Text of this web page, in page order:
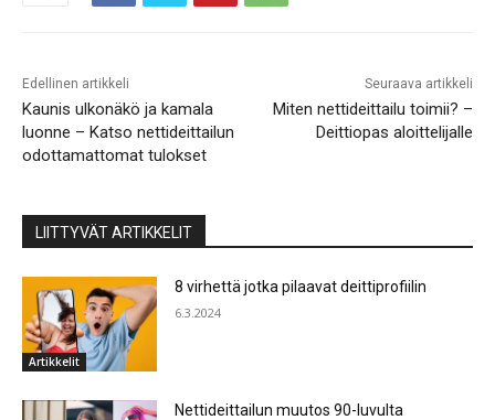
Edellinen artikkeli
Kaunis ulkonäkö ja kamala
luonne – Katso nettideittailun
odottamattomat tulokset
Seuraava artikkeli
Miten nettideittailu toimii? –
Deittiopas aloittelijalle
LIITTYVÄT ARTIKKELIT
Artikkelit
8 virhettä jotka pilaavat deittiprofiilin
6.3.2024
Nettideittailun muutos 90-luvulta